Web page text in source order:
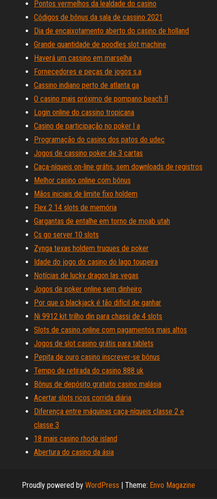
Pontos vermelhos da lealdade do casino
Códigos de bônus da sala de cassino 2021
Dia de encaixotamento aberto do casino de holland
Grande quantidade de poodles slot machine
Haverá um cassino em marselha
Fornecedores e peças de jogos s.a
Cassino indiano perto de atlanta ga
O casino mais próximo de pompano beach fl
Login online do cassino tropicana
Casino de participação no poker l a
Programação do casino dos patos do udec
Jogos de cassino poker de 3 cartas
Caça-níqueis on-line grátis, sem downloads de registros
Melhor casino online com bônus
Mãos iniciais de limite fixo holdem
Flex 2 14 slots de memória
Gargantas de entalhe em torno de moab utah
Cs go server 10 slots
Zynga texas holdem truques de poker
Idade do jogo do casino do lago toupeira
Notícias de lucky dragon las vegas
Jogos de poker online sem dinheiro
Por que o blackjack é tão difícil de ganhar
Ni 9912 kit trilho din para chassi de 4 slots
Slots de casino online com pagamentos mais altos
Jogos de slot casino grátis para tablets
Pepita de ouro casino inscrever-se bônus
Tempo de retirada do casino 888 uk
Bônus de depósito gratuito casino malásia
Acertar slots ricos corrida diária
Diferença entre máquinas caça-níqueis classe 2 e
classe 3
18 mais casino rhode island
Abertura do casino da ásia
Proudly powered by WordPress | Theme: Envo Magazine